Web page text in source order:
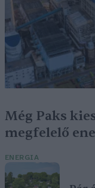
Még Paks
megfelelő
ENERGIA